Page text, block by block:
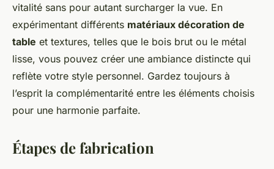
vitalité sans pour autant surcharger la vue. En
expérimentant différents matériaux décoration de
table et textures, telles que le bois brut ou le métal
lisse, vous pouvez créer une ambiance distincte qui
reflète votre style personnel. Gardez toujours à
l’esprit la complémentarité entre les éléments choisis
pour une harmonie parfaite.
Étapes de fabrication